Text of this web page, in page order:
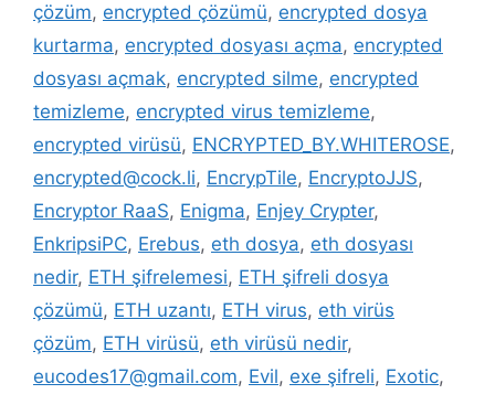
çözüm, encrypted çözümü, encrypted dosya
kurtarma, encrypted dosyası açma, encrypted
dosyası açmak, encrypted silme, encrypted
temizleme, encrypted virus temizleme,
encrypted virüsü, ENCRYPTED_BY.WHITEROSE,
encrypted@cock.li, EncrypTile, EncryptoJJS,
Encryptor RaaS, Enigma, Enjey Crypter,
EnkripsiPC, Erebus, eth dosya, eth dosyası
nedir, ETH şifrelemesi, ETH şifreli dosya
çözümü, ETH uzantı, ETH virus, eth virüs
çözüm, ETH virüsü, eth virüsü nedir,
eucodes17@gmail.com, Evil, exe şifreli, Exotic,